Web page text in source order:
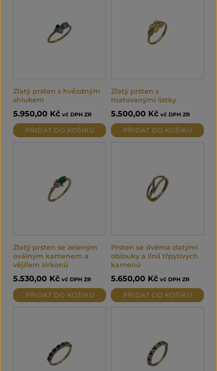
Zlatý prsten s hvězdným
shlukem
5.950,00 Kč vč DPH ZR
PŘIDAT DO KOŠÍKU
Zlatý prsten s
matovanými lístky
5.500,00 Kč vč DPH ZR
PŘIDAT DO KOŠÍKU
Zlatý prsten se zeleným
oválným kamenem a
vějířem zirkonů
5.530,00 Kč vč DPH ZR
PŘIDAT DO KOŠÍKU
Prsten se dvěma zlatými
oblouky a liníí třpytivých
kamenů
5.650,00 Kč vč DPH ZR
PŘIDAT DO KOŠÍKU